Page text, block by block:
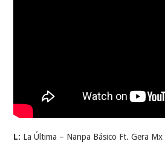
L: La Última – Nanpa Básico Ft. Gera Mx